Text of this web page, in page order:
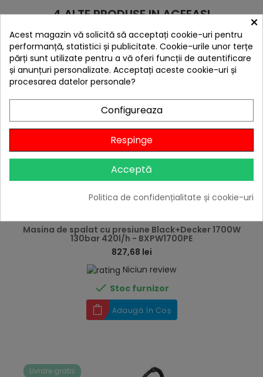
4 ALTE PRODUSE IN ACEEASI
CATEGORIE:
Masina de spalat cu presiune Black+Decker 1700W
130bar 420l/h - BXPW1700PE
827,68 lei
Niciun review
 Stoc furnizor
Adaugă în Coș
Livrare gratis
×
Acest magazin vă solicită să acceptați cookie-uri pentru
performanță, statistici și publicitate. Cookie-urile unor terțe
părți sunt utilizate pentru a vă oferi funcții de autentificare
și anunțuri personalizate. Acceptați aceste cookie-uri și
procesarea datelor personale?
Configureaza
Respinge
Acceptă
Politica de confidențialitate și cookie-uri